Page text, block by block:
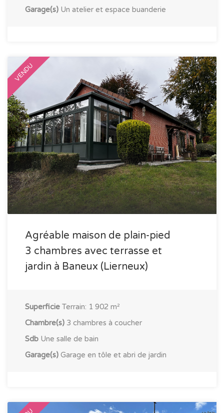
Garage(s) Un atelier et espace buanderie
VENDU
Agréable maison de plain-pied
3 chambres avec terrasse et
jardin à Baneux (Lierneux)
Superficie Terrain: 1 902 m²
Chambre(s) 3 chambres à coucher
Sdb Une salle de bain
Garage(s) Garage en tôle et abri de jardin
Immo Dumoulin
Immo Dumoulin est une agence immobilière de courtage
située à Trois-Ponts et qui peut vous offrir les conseils
adéquats pour la vente et la location de vos biens.
Liens utiles
Accueil
Contact
Mentions légales
A Vendre
A Louer
Gites de vacances
Rue des Villas, 74
4980 Trois-Ponts